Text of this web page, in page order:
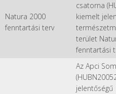
Natura 2000
fenntartási terv
csatorna
kiemelt
terület
fenntartási
Az Apci
jelentőségű